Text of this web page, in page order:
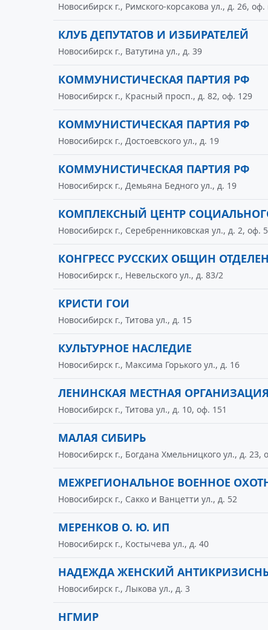
Новосибирск г., Римского-корсакова ул., д. 26,
КЛУБ ДЕПУТАТОВ И ИЗБИРАТЕЛЕЙ
Новосибирск г., Ватутина ул., д. 39
КОММУНИСТИЧЕСКАЯ ПАРТИЯ РФ
Новосибирск г., Красный просп., д. 82, оф. 129
КОММУНИСТИЧЕСКАЯ ПАРТИЯ РФ
Новосибирск г., Достоевского ул., д. 19
КОММУНИСТИЧЕСКАЯ ПАРТИЯ РФ
Новосибирск г., Демьяна Бедного ул., д. 19
КОМПЛЕКСНЫЙ ЦЕНТР
Новосибирск г., Серебренниковская ул., д. 2, оф. 5
КОНГРЕСС РУССКИХ ОБЩИН
Новосибирск г., Невельского ул., д. 83/2
КРИСТИ ГОИ
Новосибирск г., Титова ул., д. 15
КУЛЬТУРНОЕ НАСЛЕДИЕ
Новосибирск г., Максима Горького ул., д. 16
ЛЕНИНСКАЯ МЕСТНАЯ
Новосибирск г., Титова ул., д. 10, оф. 151
МАЛАЯ СИБИРЬ
Новосибирск г., Богдана Хмельницкого ул., д. 23,
МЕЖРЕГИОНАЛЬНОЕ ВОЕННОЕ
Новосибирск г., Сакко и Ванцетти ул., д. 52
МЕРЕНКОВ О. Ю. ИП
Новосибирск г., Костычева ул., д. 40
НАДЕЖДА ЖЕНСКИЙ
Новосибирск г., Лыкова ул., д. 3
НГМИР